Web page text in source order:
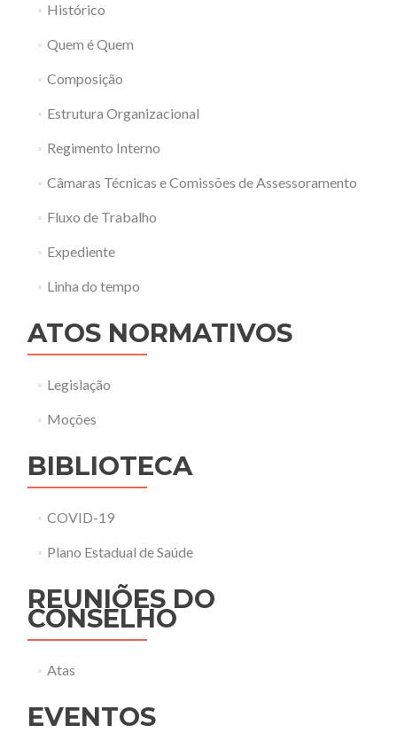
Histórico
Quem é Quem
Composição
Estrutura Organizacional
Regimento Interno
Câmaras Técnicas e Comissões de Assessoramento
Fluxo de Trabalho
Expediente
Linha do tempo
ATOS NORMATIVOS
Legislação
Moções
BIBLIOTECA
COVID-19
Plano Estadual de Saúde
REUNIÕES DO
CONSELHO
Atas
EVENTOS